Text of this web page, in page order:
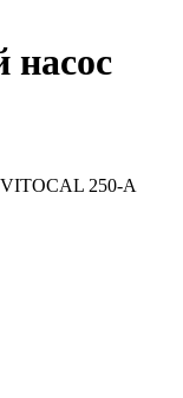
насос
VITOCAL 250-A